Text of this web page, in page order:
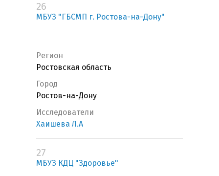
26
МБУЗ "ГБСМП г. Ростова-на-Дону"
Регион
Ростовская область
Город
Ростов-на-Дону
Исследователи
Хаишева Л.А
27
МБУЗ КДЦ "Здоровье"